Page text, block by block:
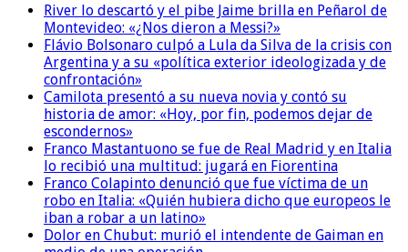
River lo descartó y el pibe Jaime brilla en Peñarol de
Montevideo: «¿Nos dieron a Messi?»
Flávio Bolsonaro culpó a Lula da Silva de la crisis con
Argentina y a su «política exterior ideologizada y de
confrontación»
Camilota presentó a su nueva novia y contó su
historia de amor: «Hoy, por fin, podemos dejar de
escondernos»
Franco Mastantuono se fue de Real Madrid y en Italia
lo recibió una multitud: jugará en Fiorentina
Franco Colapinto denunció que fue víctima de un
robo en Italia: «Quién hubiera dicho que europeos le
iban a robar a un latino»
Dolor en Chubut: murió el intendente de Gaiman en